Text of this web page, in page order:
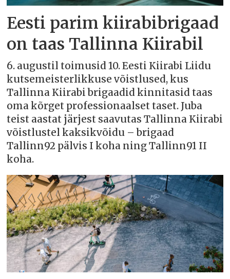
Eesti parim kiirabibrigaad
on taas Tallinna Kiirabil
6. augustil toimusid 10. Eesti Kiirabi Liidu
kutsemeisterlikkuse võistlused, kus
Tallinna Kiirabi brigaadid kinnitasid taas
oma kõrget professionaalset taset. Juba
teist aastat järjest saavutas Tallinna Kiirabi
võistlustel kaksikvõidu – brigaad
Tallinn92 pälvis I koha ning Tallinn91 II
koha.